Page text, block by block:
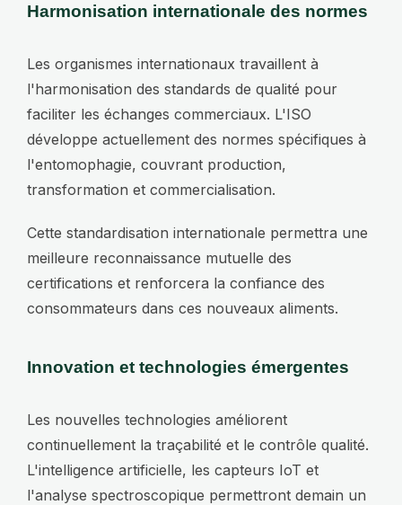
Harmonisation internationale des normes
Les organismes internationaux travaillent à
l'harmonisation des standards de qualité pour
faciliter les échanges commerciaux. L'ISO
développe actuellement des normes spécifiques à
l'entomophagie, couvrant production,
transformation et commercialisation.
Cette standardisation internationale permettra une
meilleure reconnaissance mutuelle des
certifications et renforcera la confiance des
consommateurs dans ces nouveaux aliments.
Innovation et technologies émergentes
Les nouvelles technologies améliorent
continuellement la traçabilité et le contrôle qualité.
L'intelligence artificielle, les capteurs IoT et
l'analyse spectroscopique permettront demain un